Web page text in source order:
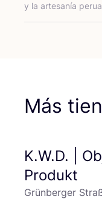
y la arte­sa­nía
Más
K.W.D. |
Produkt
Grünberger